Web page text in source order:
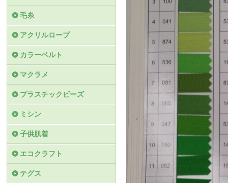
毛糸
アクリルロープ
カラーベルト
マクラメ
プラスチックビーズ
ミシン
子供肌着
エコクラフト
テグス